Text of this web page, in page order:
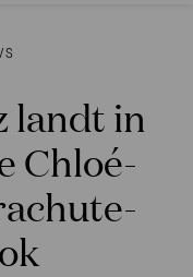
landt in
Chloé-